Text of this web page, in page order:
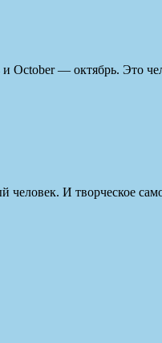
— октябрь. Это
человек. И творческое